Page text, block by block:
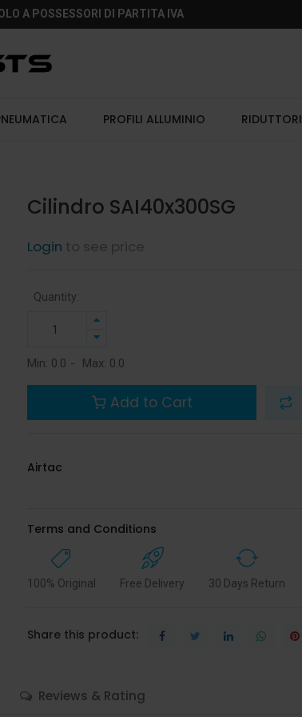
A POSSESSORI DI PARTITA IVA
PROFILI ALLUMINIO RIDUTTORI
Cilindro SAI40x300SG
Login to see price
Quantity:
Min: 0.0 - Max: 0.0
Add to Cart
Airtac
Terms and Conditions
100% Original Free Delivery 30 Days Return
Share this product:
Reviews & Rating